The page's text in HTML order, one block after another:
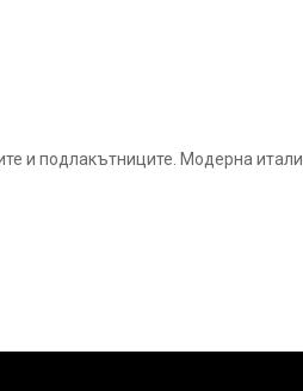
и подлакътниците. Модерна